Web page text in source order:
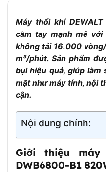
Trọng Lượng
3 kg
Điều Khiển Tốc Độ
5
Loại Lưỡi
Bảo Hành
2
Mức Độ Ồn Áp Suất
Hệ Số Ồn K
3
Lớp An Toàn
Máy thổi khí
cầm tay mạnh mẽ
không tải 16.000
m³/phút. Sản phẩm
bụi hiệu quả, giúp làm
mặt như máy tính, nội
cận.
Nội dung chính:
Giới thiệu máy
DWB6800-B1